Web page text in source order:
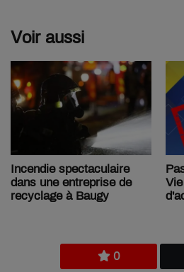
0
Voir aussi
Incendie spectaculaire
dans une entreprise de
recyclage à Baugy